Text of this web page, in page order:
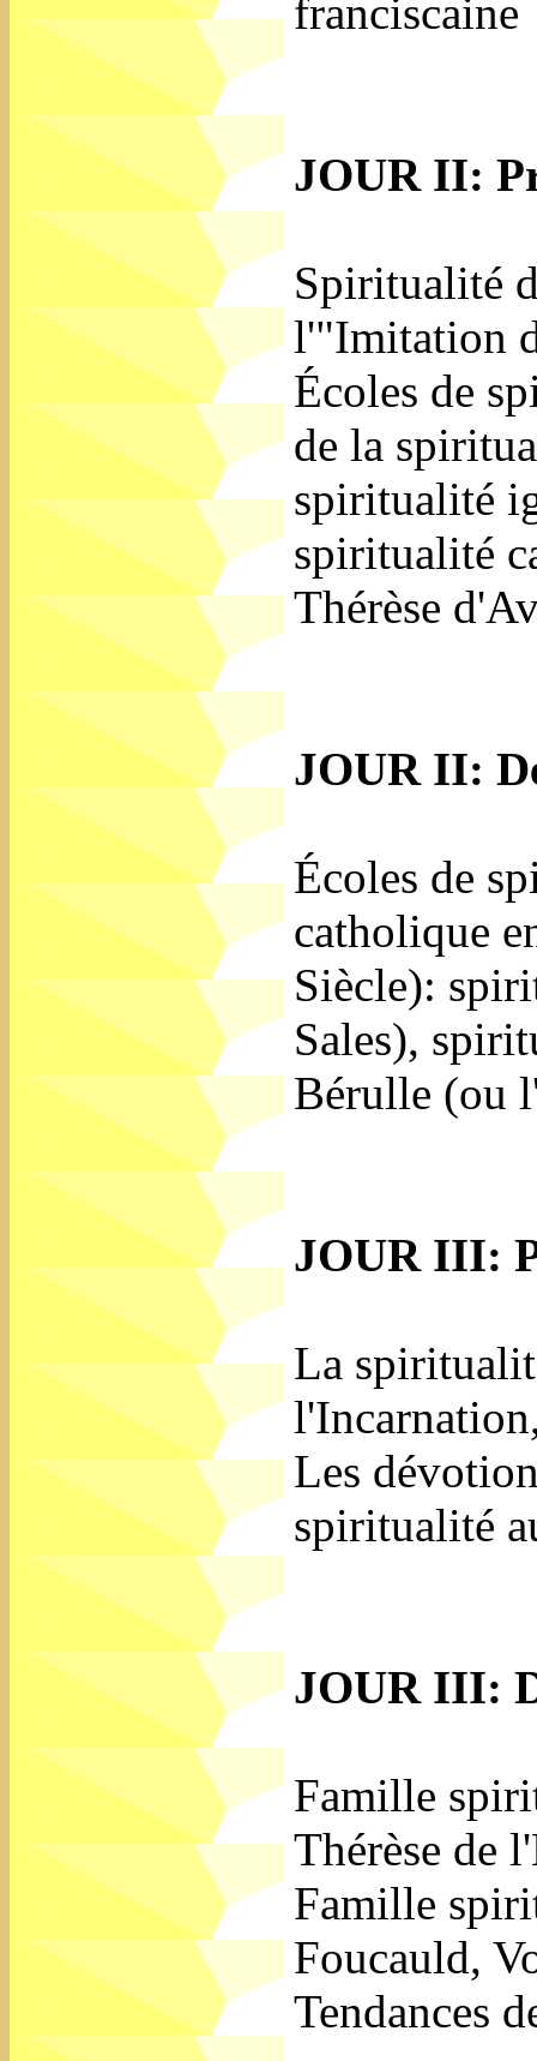
franciscaine
JOUR II:
Spiritualité
l'"Imitation
Écoles de
de la
spiritualité
spiritualité
Thérèse
JOUR II:
Écoles de
catholique
Siècle):
Sales),
Bérulle (ou
JOUR III:
La
Les
spiritualité
JOUR III:
Famille
Thérèse de
Famille
Foucauld,
Tendances